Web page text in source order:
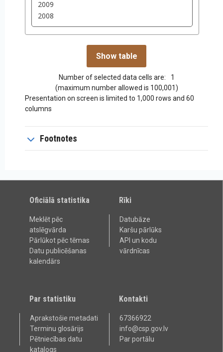
Number of selected data cells are:
1
(maximum number allowed is 100,001)
Presentation on screen is limited to 1,000 rows and 60
columns
Footnotes
Oficiālā statistika
Meklēt pēc
atslēgvārda
Pārlūkot pēc tēmas
Datu publicēšanas
kalendārs
Rīki
Datubāze
Karšu pārlūks
API un kodu
vārdnīcas
Par statistiku
Aprakstošie metadati
Terminu glosārijs
Pētniecības datu
katalogs
Kontakti
67366922
info@csp.gov.lv
Par portālu